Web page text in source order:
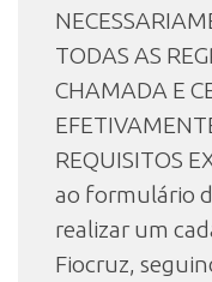
TODAS AS
CHAMADA E
REQUISITOS
ao formulário
realizar um
Fiocruz,